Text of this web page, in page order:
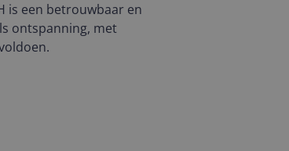
is een betrouwbaar en
ontspanning, met